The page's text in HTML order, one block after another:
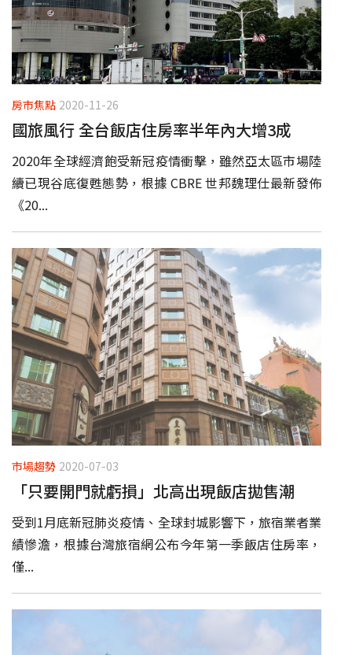
房市焦點 2020-11-26
國旅風行 全台飯店住房率半年內大增3成
2020年全球經濟飽受新冠疫情衝擊，雖然亞太區市場陸
續已現谷底復甦態勢，根據 CBRE 世邦魏理仕最新發佈
《20...
市場趨勢 2020-07-03
「只要開門就虧損」北高出現飯店拋售潮
受到1月底新冠肺炎疫情、全球封城影響下，旅宿業者業
績慘澹，根據台灣旅宿網公布今年第一季飯店住房率，
僅...